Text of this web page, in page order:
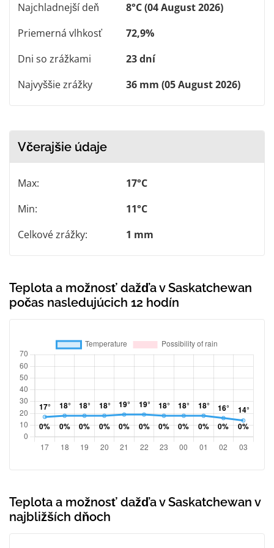
Najchladnejší deň
8°C (04 August 2026)
Priemerná vlhkosť
72,9%
Dni so zrážkami
23 dní
Najvyššie zrážky
36 mm (05 August 2026)
Včerajšie údaje
Max:
17°C
Min:
11°C
Celkové zrážky:
1 mm
Teplota a možnosť dažďa v Saskatchewan
počas nasledujúcich 12 hodín
Teplota a možnosť dažďa v Saskatchewan v
najbližších dňoch